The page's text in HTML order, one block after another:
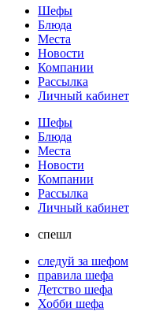
Шефы
Блюда
Места
Новости
Компании
Рассылка
Личный кабинет
Шефы
Блюда
Места
Новости
Компании
Рассылка
Личный кабинет
спешл
следуй за шефом
правила шефа
Детство шефа
Хобби шефа